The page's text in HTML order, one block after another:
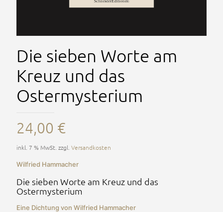
Die sieben Worte am
Kreuz und das
Ostermysterium
24,00 €
inkl. 7 % MwSt. zzgl. Versandkosten
Wilfried Hammacher
Die sieben Worte am Kreuz und das
Ostermysterium
Eine Dichtung von Wilfried Hammacher